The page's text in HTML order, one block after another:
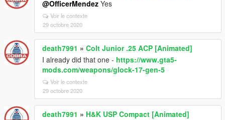
@OfficerMendez Yes
Voir le contexte
29 octobre 2020
death7991 » Colt Junior .25 ACP [Animated]
I already did that one - https://www.gta5-
mods.com/weapons/glock-17-gen-5
Voir le contexte
29 octobre 2020
death7991 » H&K USP Compact [Animated]